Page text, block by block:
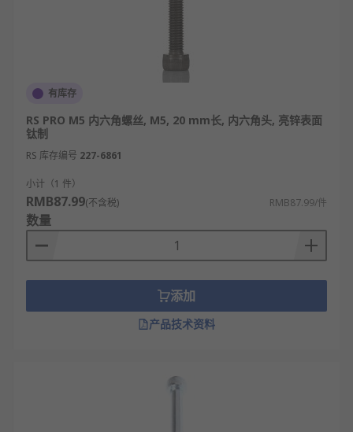
有库存
RS PRO M5 内六角螺丝, M5, 20 mm长, 内六角头, 亮锌表面
钛制
RS 库存编号 227-6861
小计（1 件）
RMB87.99(不含税) RMB87.99/件
数量
添加
产品技术资料